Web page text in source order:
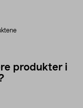
produkter i